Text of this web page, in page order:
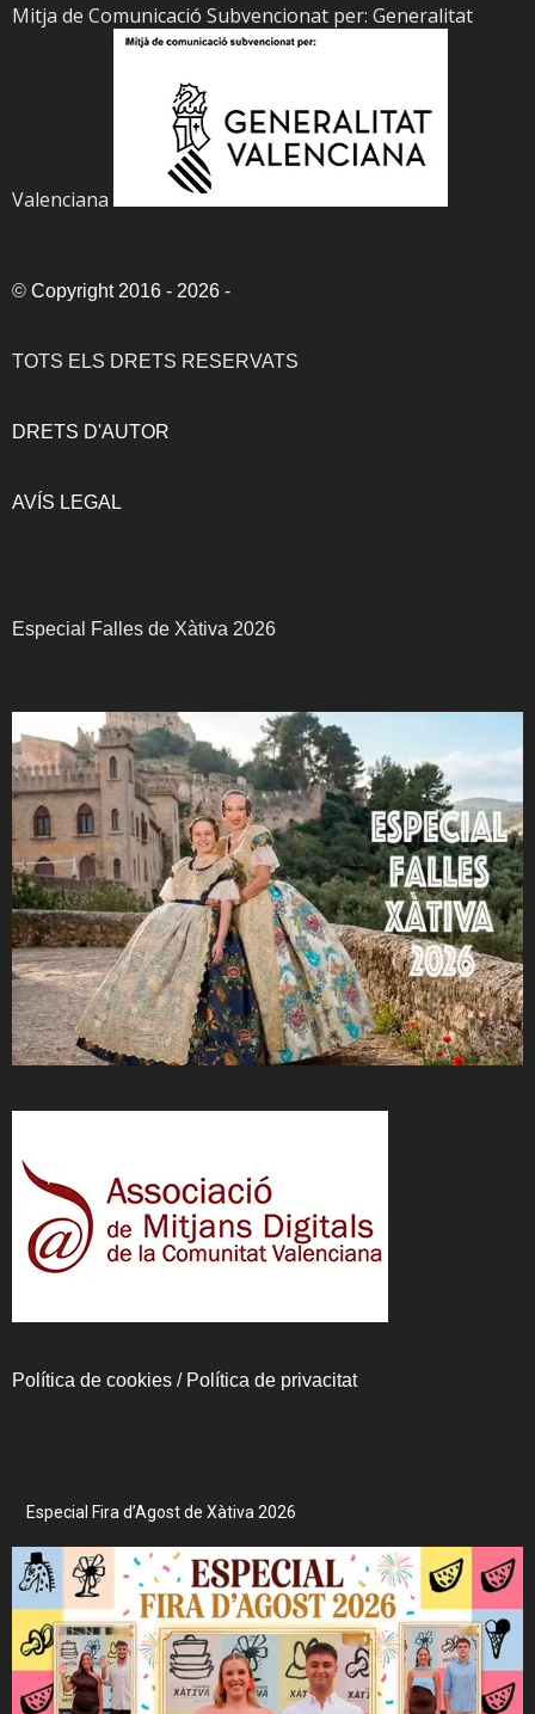
Mitja de Comunicació Subvencionat per: Generalitat
Valenciana
© Copyright 2016 - 2026 -
TOTS ELS DRETS RESERVATS
DRETS D'AUTOR
AVÍS LEGAL
Especial Falles de Xàtiva 2026
Política de cookies / Política de privacitat
Especial Fira d’Agost de Xàtiva 2026